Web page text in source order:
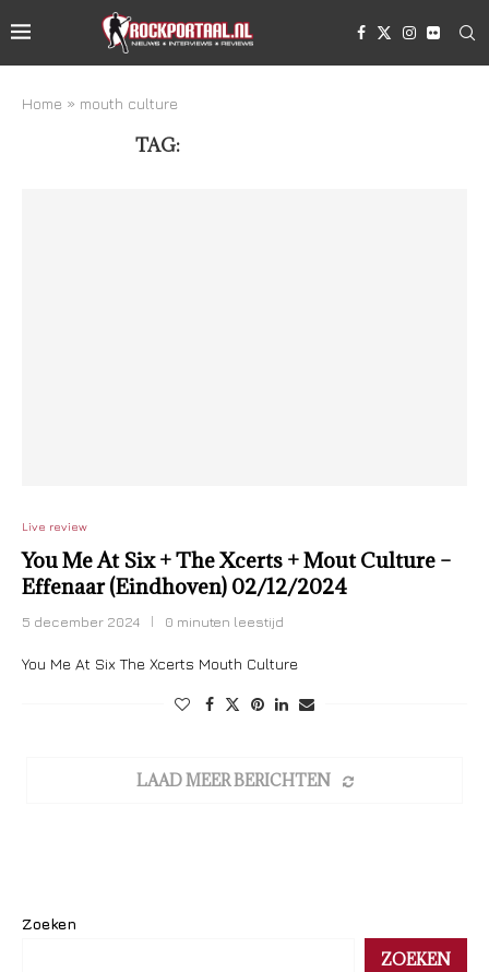
Home » mouth culture
TAG:
Live review
You Me At Six + The Xcerts + Mout Culture –
Effenaar (Eindhoven) 02/12/2024
5 december 2024 0 minuten leestijd
You Me At Six The Xcerts Mouth Culture
LAAD MEER BERICHTEN
Zoeken
ZOEKEN